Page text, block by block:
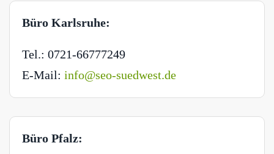
Büro Karlsruhe:
Tel.: 0721-66777249
E-Mail: info@seo-suedwest.de
Büro Pfalz: